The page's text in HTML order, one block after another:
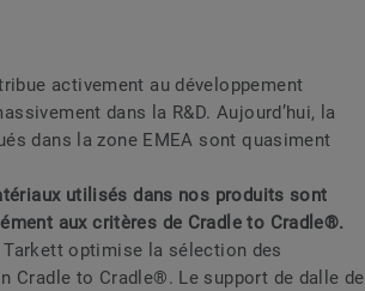
activement au développement
dans la R&D. Aujourd’hui, la
dans la zone EMEA sont quasiment
utilisés dans nos produits sont
aux critères de Cradle to Cradle®.
Tarkett optimise la sélection des
Cradle to Cradle®. Le support de dalle de